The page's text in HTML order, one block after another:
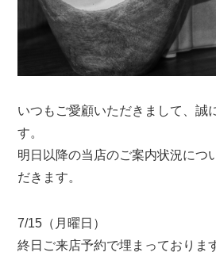
いつもご愛顧いただきまして、誠
す。
明日以降の当店のご案内状況につ
だきます。
7/15（月曜日）
終日ご来店予約で埋まっておりま